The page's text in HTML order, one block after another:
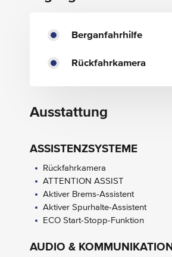
Berganfahrhilfe
Rückfahrkamera
Ausstattung
ASSISTENZSYSTEME
Rückfahrkamera
ATTENTION ASSIST
Aktiver Brems-Assistent
Aktiver Spurhalte-Assistent
ECO Start-Stopp-Funktion
AUDIO & KOMMUNIKATION